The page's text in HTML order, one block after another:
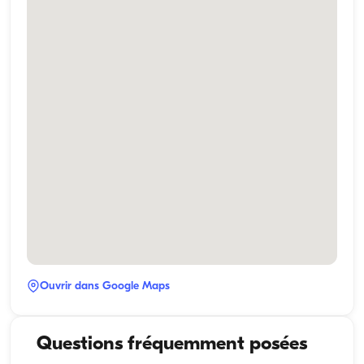
Ouvrir dans Google Maps
Questions fréquemment posées